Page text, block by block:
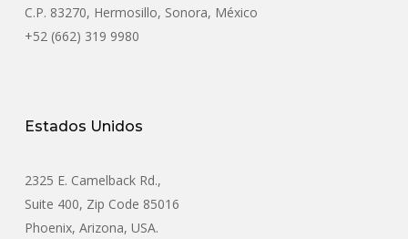
C.P. 83270, Hermosillo, Sonora, México
+52 (662) 319 9980
Estados Unidos
2325 E. Camelback Rd.,
Suite 400, Zip Code 85016
Phoenix, Arizona, USA.